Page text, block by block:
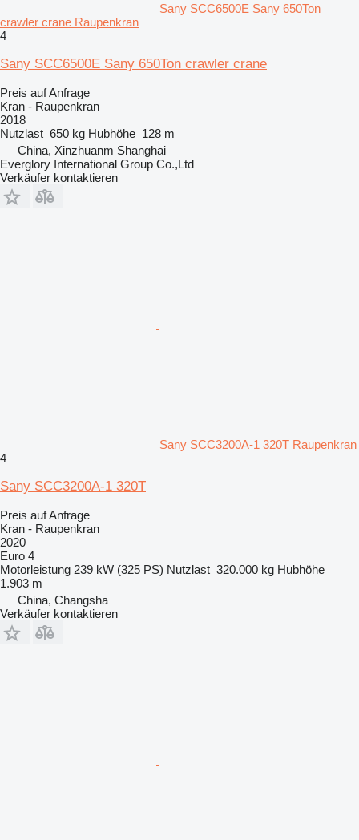
Sany SCC6500E Sany 650Ton
crawler crane Raupenkran
4
Sany SCC6500E Sany 650Ton crawler crane
Preis auf Anfrage
Kran - Raupenkran
2018
Nutzlast 650 kg Hubhöhe 128 m
China, Xinzhuanm Shanghai
Everglory International Group Co.,Ltd
Verkäufer kontaktieren
Sany SCC3200A-1 320T Raupenkran
4
Sany SCC3200A-1 320T
Preis auf Anfrage
Kran - Raupenkran
2020
Euro 4
Motorleistung 239 kW (325 PS) Nutzlast 320.000 kg Hubhöhe
1.903 m
China, Changsha
Verkäufer kontaktieren